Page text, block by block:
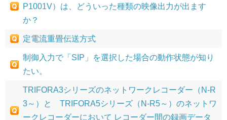
P1001V）は、どういった種類の映像出力が出ます
か？
定電流重畳伝送方式
制御入力で「SIP」を選択した場合の動作状態が知り
たい。
TRIFORA3シリーズのネットワークレコーダー（N-R
3～）と TRIFORA5シリーズ（N-R5～）のネットワ
ークレコーダーにおいて レコーダー間の録画データ